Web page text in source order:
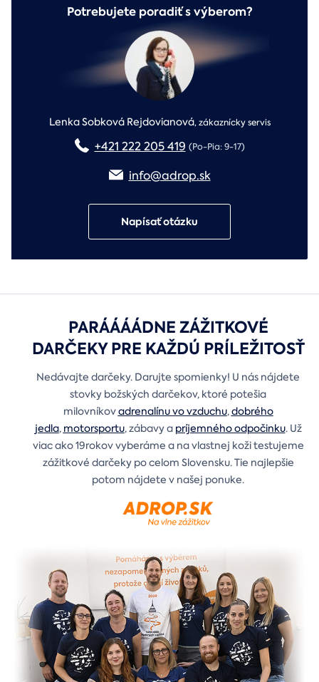
Potrebujete poradiť s výberom?
Lenka Sobková Rejdovianová,zákaznícky servis
+421 222 205 419 (Po-Pia: 9-17)
info@adrop.sk
Napísať otázku
PARÁÁÁÁDNE ZÁŽITKOVÉ
DARČEKY PRE KAŽDÚ PRÍLEŽITOSŤ
Nedávajte darčeky. Darujte spomienky! U nás nájdete
stovky božských darčekov, ktoré potešia
milovníkovadrenalínu vo vzduchu,dobrého
jedla, motorsportu, zábavy a príjemného odpočinku. Už
viac ako 19rokov vyberáme a na vlastnej koži testujeme
zážitkové darčeky po celom Slovensku. Tie najlepšie
potom nájdete v našej ponuke.